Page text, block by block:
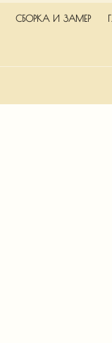
СБОРКА И ЗАМЕР